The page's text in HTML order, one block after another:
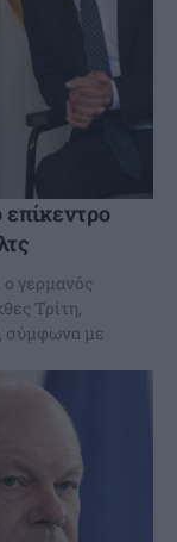
γερμανός
Τρίτη,
σύμφωνα με